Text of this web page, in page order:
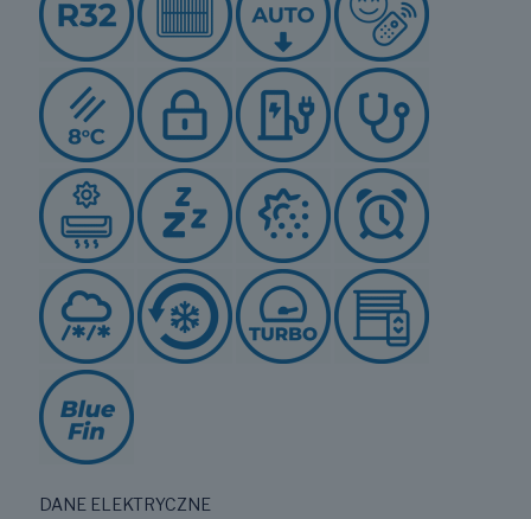
DANE ELEKTRYCZNE